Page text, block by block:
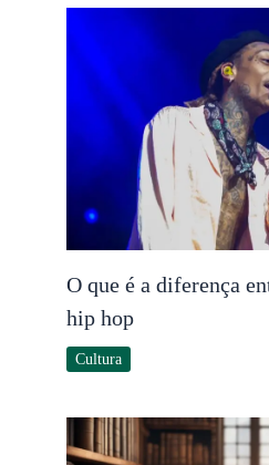
O que é a diferença
hip hop
Cultura